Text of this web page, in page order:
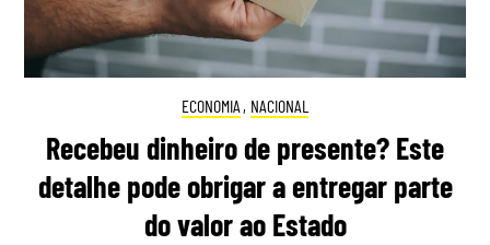
ECONOMIA , NACIONAL
Recebeu dinheiro de presente? Este
detalhe pode obrigar a entregar parte
do valor ao Estado